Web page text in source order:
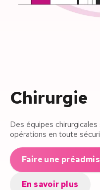
Des équipes
opérations en toute
Faire une
En savoir plus
Chirurgie